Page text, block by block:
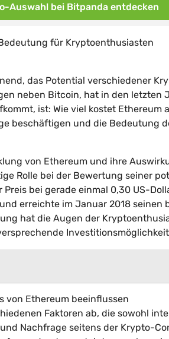
Auswahl bei Bitpanda entdecken
für Kryptoenthusiasten
das Potential verschiedener
neben Bitcoin, hat in den letzten
ist: Wie viel kostet Ethereum
beschäftigen und die Bedeutung
von Ethereum und ihre
Rolle bei der Bewertung seiner
bei gerade einmal 0,30 US-
erreichte im Januar 2018
hat die Augen der
von Ethereum beeinflussen
Faktoren ab, die sowohl
Nachfrage seitens der Krypto-